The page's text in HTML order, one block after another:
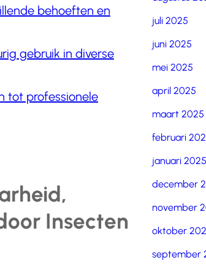
behoeften en
gebruik in diverse
tot professionele
Insecten
juli 2025
juni 2025
mei 2025
april 2025
maart 2025
februari
januari 2025
december
november
oktober
september